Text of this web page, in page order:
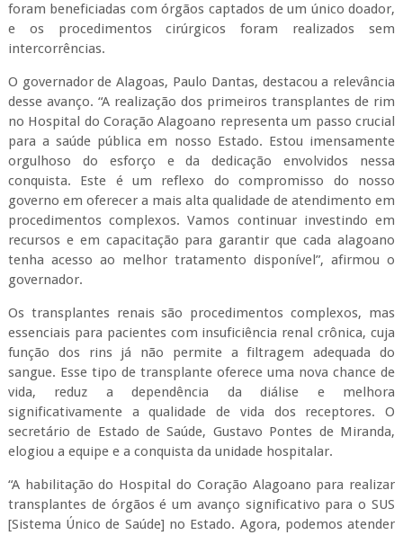
foram beneficiadas com órgãos captados de um único doador,
e os procedimentos cirúrgicos foram realizados sem
intercorrências.
O governador de Alagoas, Paulo Dantas, destacou a relevância
desse avanço. “A realização dos primeiros transplantes de rim
no Hospital do Coração Alagoano representa um passo crucial
para a saúde pública em nosso Estado. Estou imensamente
orgulhoso do esforço e da dedicação envolvidos nessa
conquista. Este é um reflexo do compromisso do nosso
governo em oferecer a mais alta qualidade de atendimento em
procedimentos complexos. Vamos continuar investindo em
recursos e em capacitação para garantir que cada alagoano
tenha acesso ao melhor tratamento disponível”, afirmou o
governador.
Os transplantes renais são procedimentos complexos, mas
essenciais para pacientes com insuficiência renal crônica, cuja
função dos rins já não permite a filtragem adequada do
sangue. Esse tipo de transplante oferece uma nova chance de
vida, reduz a dependência da diálise e melhora
significativamente a qualidade de vida dos receptores. O
secretário de Estado de Saúde, Gustavo Pontes de Miranda,
elogiou a equipe e a conquista da unidade hospitalar.
“A habilitação do Hospital do Coração Alagoano para realizar
transplantes de órgãos é um avanço significativo para o SUS
[Sistema Único de Saúde] no Estado. Agora, podemos atender